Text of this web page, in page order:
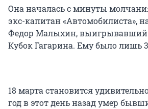
Она началась с минуты
экс-капитан «Автомобилиста»,
Федор Малыхин, выигрывавший
Кубок Гагарина. Ему было лишь
18 марта становится
год в этот день назад умер